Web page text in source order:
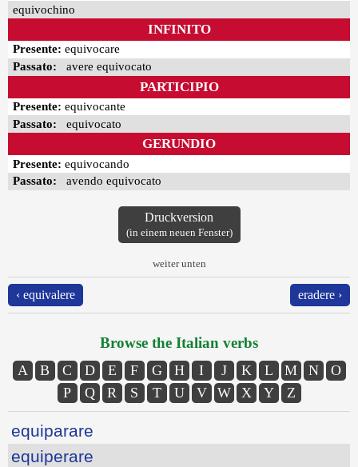
equivochino
INFINITO
Presente: equivocare
Passato: avere equivocato
PARTICIPIO
Presente: equivocante
Passato: equivocato
GERUNDIO
Presente: equivocando
Passato: avendo equivocato
Druckversion
(in einem neuen Fenster)
weiter unten
‹ equivalere eradere ›
Browse the Italian verbs
A B C D E F G H I J K L M N
O
P
Q R S T U V W X Y Z
equiparare
equiperare